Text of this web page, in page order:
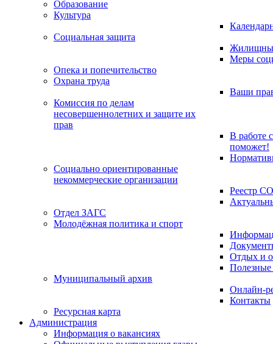
Образование
Культура
Социальная защита
Меры
Опека и попечительство
Охрана труда
Ваши
Комиссия по делам
несовершеннолетних и защите их
прав
В работе
поможет!
Социально ориентированные
некоммерческие организации
Реестр
Отдел ЗАГС
Молодёжная политика и спорт
Отдых и
Муниципальный архив
Онлайн-
Контакты
Ресурсная карта
Администрация
Информация о вакансиях